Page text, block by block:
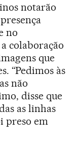
notarão
no
colaboração
que
“Pedimos às
não
disse que
as linhas
preso em